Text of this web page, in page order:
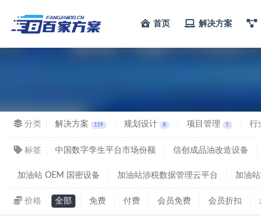
首页 解决方案
分类 解决方案 119 规划设计 8 项目管理 5 行
标签 中国数字孪生平台市场份额 信创成品油改造设备
加油站 OEM 国密设备 加油站涉税数据管理云平台 加油
价格 全部 免费 付费 会员免费 会员折扣